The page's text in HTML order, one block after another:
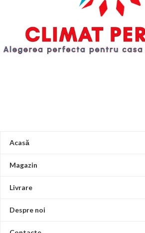
Acasă
Magazin
Livrare
Despre noi